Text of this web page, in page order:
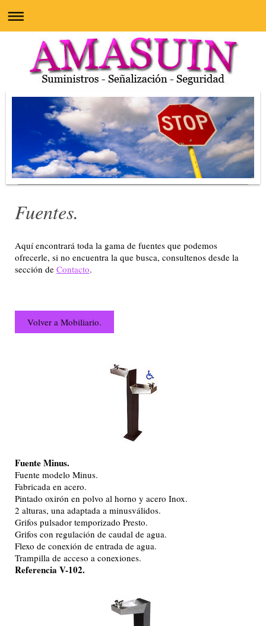
Fuentes.
Aquí encontrará toda la gama de fuentes que podemos
ofrecerle, si no encuentra la que busca, consultenos desde la
sección de Contacto.
Volver a Mobiliario.
Fuente Minus.
Fuente modelo Minus.
Fabricada en acero.
Pintado oxirón en polvo al horno y acero Inox.
2 alturas, una adaptada a minusválidos.
Grifos pulsador temporizado Presto.
Grifos con regulación de caudal de agua.
Flexo de conexión de entrada de agua.
Trampilla de acceso a conexiones.
Referencia V-102.